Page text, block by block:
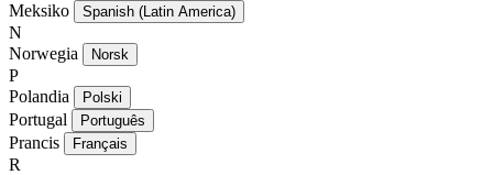
Meksiko
Spanish (Latin America)
N
Norwegia
Norsk
P
Polandia
Polski
Portugal Português
Prancis Français
R